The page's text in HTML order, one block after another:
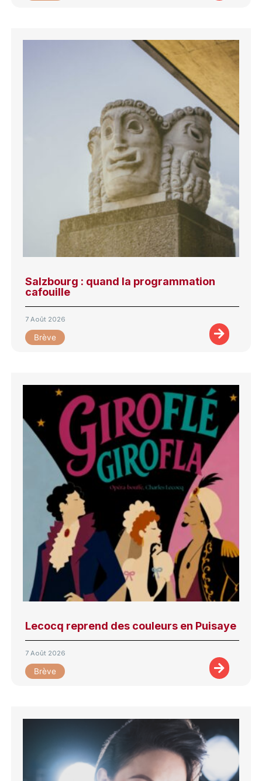
Salzbourg : quand la programmation
cafouille
7 Août 2026
Brève
Lecocq reprend des couleurs en Puisaye
7 Août 2026
Brève